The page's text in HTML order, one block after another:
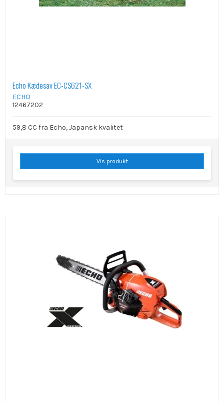
Echo Kædesav EC-CS621-SX
ECHO
12467202
59,8 CC fra Echo, Japansk kvalitet
Vis produkt